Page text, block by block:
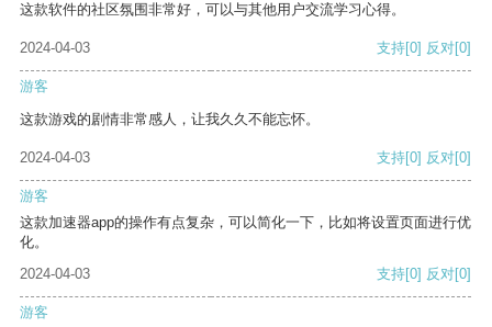
这款软件的社区氛围非常好，可以与其他用户交流学习心得。
2024-04-03 支持[0] 反对[0]
游客
这款游戏的剧情非常感人，让我久久不能忘怀。
2024-04-03 支持[0] 反对[0]
游客
这款加速器app的操作有点复杂，可以简化一下，比如将设置页面进行优
化。
2024-04-03
支持[0] 反对[0]
游客